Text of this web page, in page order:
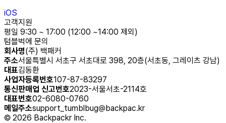
iOS
고객지원
평일 9:30 ~ 17:00 (12:00 ~14:00 제외)
텀블벅에 문의
회사명(주) 백패커
주소서울특별시 서초구 서초대로 398, 20층(서초동, 그레이츠 강남)
대표김동환
사업자등록번호107-87-83297
통신판매업 신고번호2023-서울서초-2114호
대표번호02-6080-0760
메일주소support_tumblbug@backpac.kr
© 2026 Backpackr Inc.